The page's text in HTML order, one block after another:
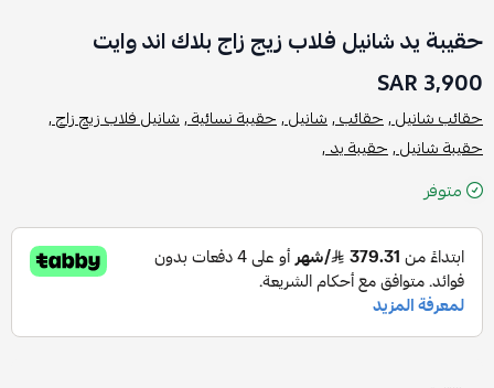
حقيبة يد شانيل فلاب زيج زاج بلاك اند وايت
3,900 SAR
حقائب شانيل ,حقائب ,شانيل ,حقيبة نسائية ,شانيل فلاب زيج زاج ,
حقيبة شانيل ,حقيبة يد ,
متوفر